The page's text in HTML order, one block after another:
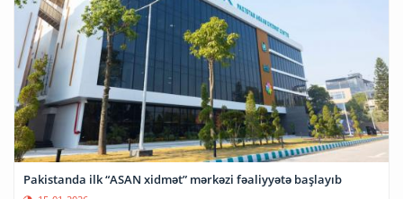
Pakistanda ilk “ASAN xidmət” mərkəzi fəaliyyətə başlayıb